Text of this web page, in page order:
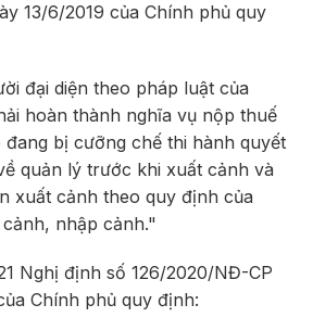
13/6/2019 của Chính phủ quy
đại diện theo pháp luật của
hoàn thành nghĩa vụ nộp thuế
đang bị cưỡng chế thi hành quyết
quản lý trước khi xuất cảnh và
xuất cảnh theo quy định của
nhập cảnh."
Nghị định số 126/2020/NĐ-CP
Chính phủ quy định: